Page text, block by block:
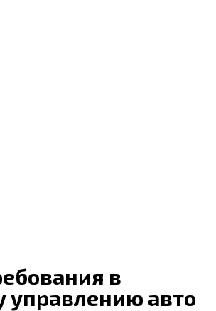
в
управлению авто